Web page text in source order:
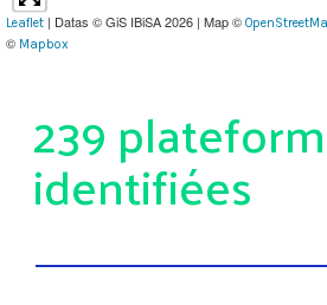
Leaflet | Datas © GiS IBiSA 2026 | Map ©
© Mapbox
239
identifiées